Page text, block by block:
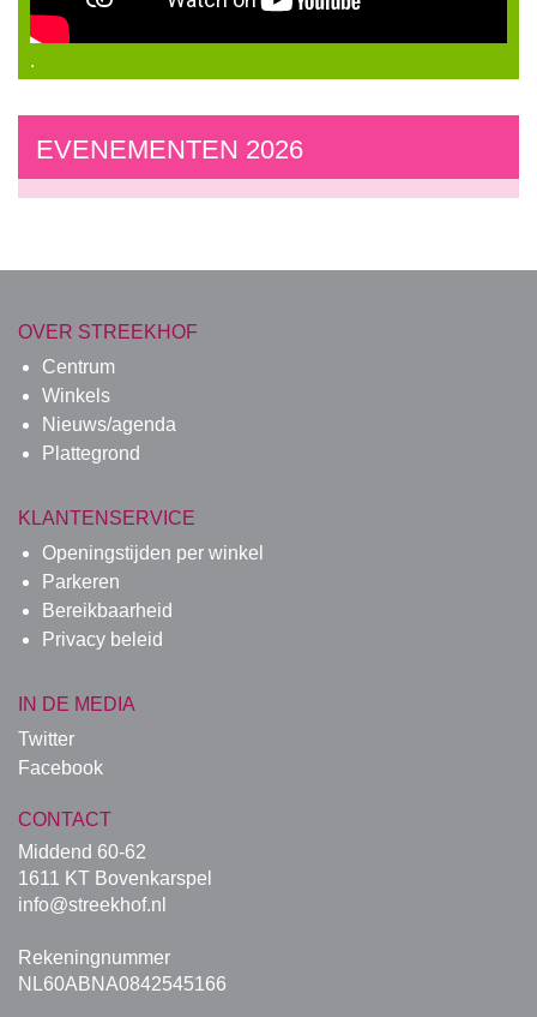
.
EVENEMENTEN 2026
OVER STREEKHOF
Centrum
Winkels
Nieuws/agenda
Plattegrond
KLANTENSERVICE
Openingstijden per winkel
Parkeren
Bereikbaarheid
Privacy beleid
IN DE MEDIA
Twitter
Facebook
CONTACT
Middend 60-62
1611 KT Bovenkarspel
info@streekhof.nl
Rekeningnummer
NL60ABNA0842545166